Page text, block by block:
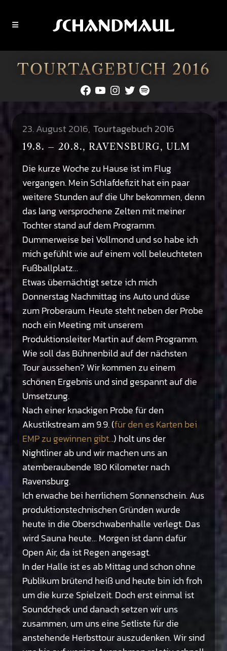
TOURTAGEBUCH 2016
Facebook
YouTube
Instagram
TwitterSpotify
23. August 2016 Tourtagebuch 2016
19.8. – 20.8., RAVENSBURG, ULM
Die kurze Woche zu Hause ist im Flug
vergangen. Mein Schlafdefizit hat ein paar
weitere Stunden auf die Uhr bekommen, denn
das lang versprochene Zelten mit meiner
Tochter stand auf dem Programm.
Dummerweise bei Vollmond und so habe ich
mich gefühlt wie auf einem voll beleuchteten
Fußballplatz…
Etwas übernächtigt setze ich mich
Donnerstag Nachmittag ins Auto und düse
zum Proberaum. Heute steht neben der Probe
noch ein Meeting mit unserem
Produktionsleiter Martin auf dem Programm.
Wie soll das Bühnenbild auf der nächsten
Tour aussehen? Wir kommen zu einem
schönen Ergebnis und sind gespannt auf die
Umsetzung.
Nach einer knackigen Probe für den
Akustikstream am 9.9. (für den es Karten bei
EMP zu gewinnen gibt...) holt uns der
Nightliner ab und wir machen uns an
atemberaubende 180 Kilometer nach
Ravensburg.
Ich erwache bei herrlichem Sonnenschein. Aus
produktionstechnischen Gründen wurde
heute in die Oberschwabenhalle verlegt. Das
wird Sauna heute… Morgen ist dann dafür
Open Air, da ist Regen angesagt.
In der Halle ist es ab Mittag und schon ohne
Publikum brütend heiß und heute bin ich froh
um die kurze Spielzeit. Doch erst einmal ist
Soundcheck und danach setzen wir uns
zusammen, um uns eine Setliste für die
anstehende Herbsttour auszudenken. Wir sind